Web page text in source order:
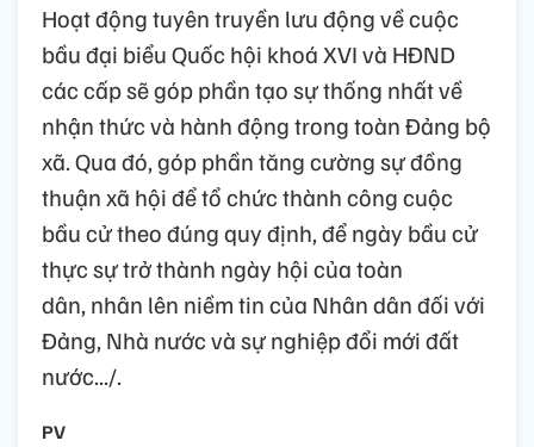
Hoạt động tuyên truyền lưu động về cuộc
bầu đại biểu Quốc hội khoá XVI và HĐND
các cấp sẽ góp phần tạo sự thống nhất về
nhận thức và hành động trong toàn Đảng bộ
xã. Qua đó, góp phần tăng cường sự đồng
thuận xã hội để tổ chức thành công cuộc
bầu cử theo đúng quy định, để ngày bầu cử
thực sự trở thành ngày hội của toàn
dân, nhân lên niềm tin của Nhân dân đối với
Đảng, Nhà nước và sự nghiệp đổi mới đất
nước.../.
PV